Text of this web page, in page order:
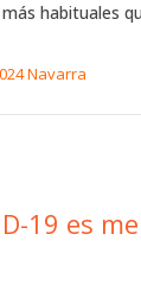
habituales
Navarra
19 es